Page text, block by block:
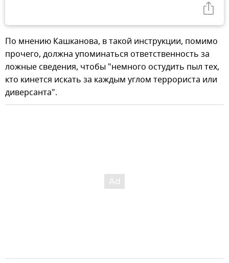
По мнению Кашканова, в такой инструкции, помимо
прочего, должна упоминаться ответственность за
ложные сведения, чтобы "немного остудить пыл тех,
кто кинется искать за каждым углом террориста или
диверсанта".